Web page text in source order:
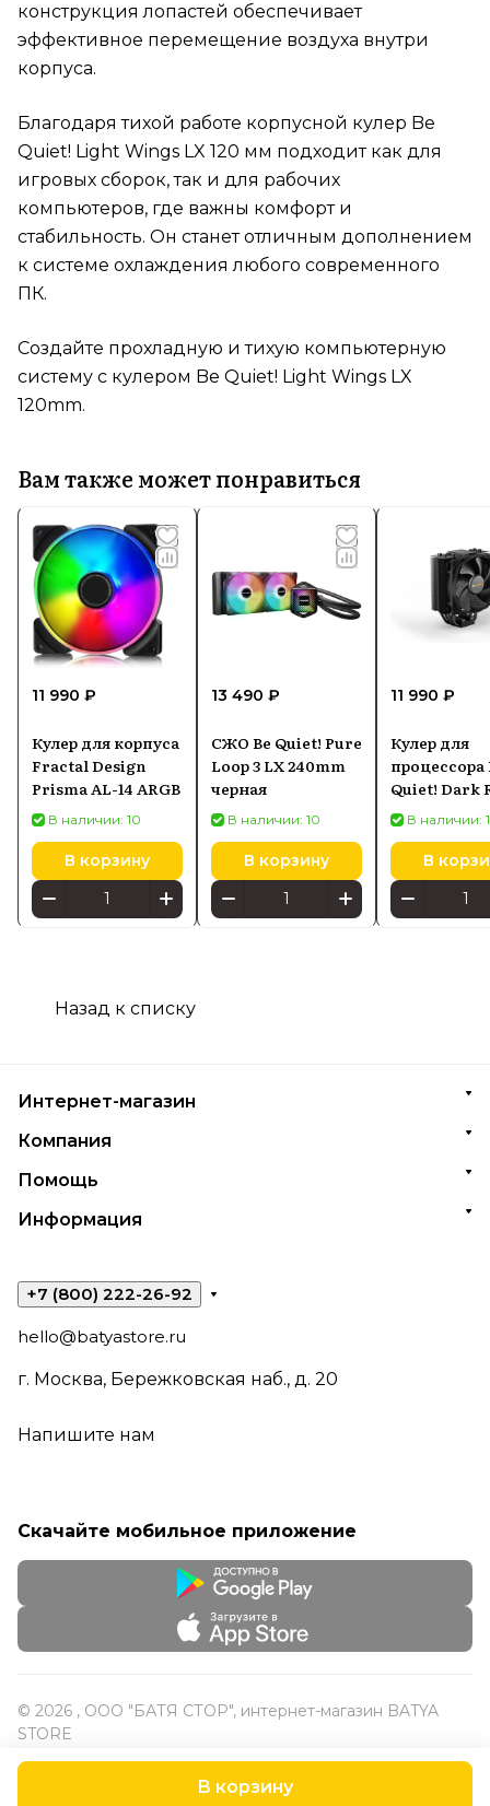
В корзину
конструкция лопастей обеспечивает
эффективное перемещение воздуха внутри
корпуса.
Благодаря тихой работе корпусной кулер Be
Quiet! Light Wings LX 120 мм подходит как для
игровых сборок, так и для рабочих
компьютеров, где важны комфорт и
стабильность. Он станет отличным дополнением
к системе охлаждения любого современного
ПК.
Создайте прохладную и тихую компьютерную
систему с кулером Be Quiet! Light Wings LX
120mm.
Вам также может понравиться
11 990 ₽
Кулер для корпуса
Fractal Design
Prisma AL-14 ARGB
В наличии: 10
В корзину
13 490 ₽
СЖО Be Quiet! Pure
Loop 3 LX 240mm
черная
В наличии: 10
В корзину
11 990 ₽
Кулер для
процессора
Quiet! Dark
Slim BK024
В наличии:
В
Назад к списку
Интернет-магазин
Компания
Помощь
Информация
+7 (800) 222-26-92
hello@batyastore.ru
г. Москва, Бережковская наб., д. 20
Напишите нам
Скачайте мобильное приложение
© 2026 , ООО "БАТЯ СТОР", интернет-магазин BATYA
STORE